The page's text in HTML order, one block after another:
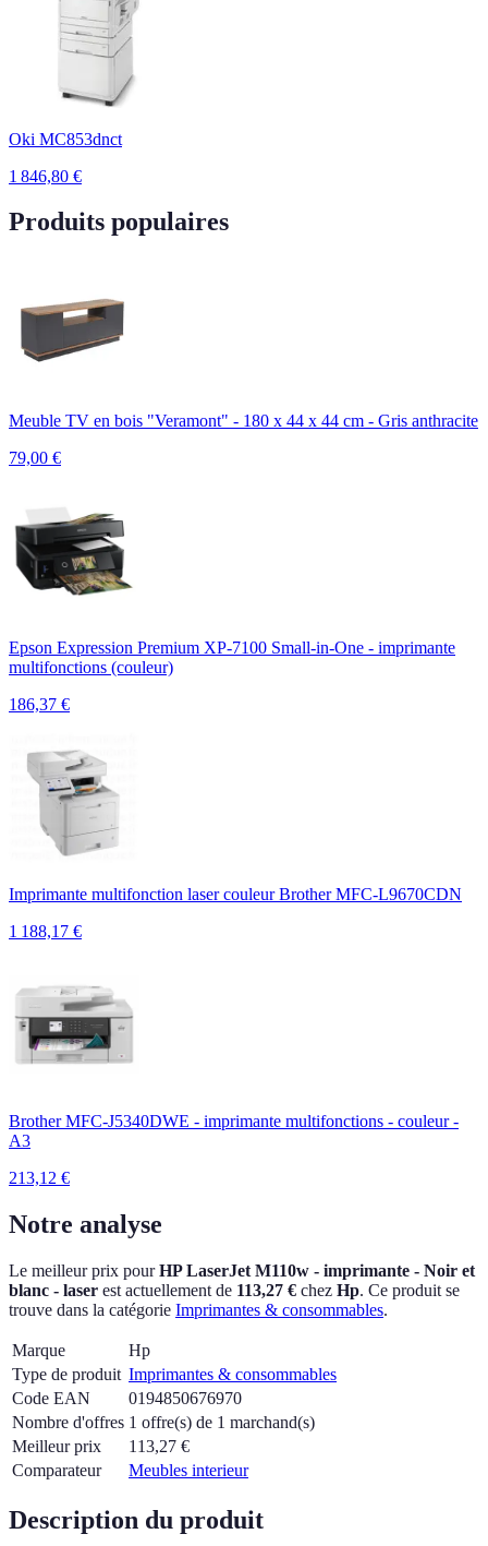
Oki MC853dnct
1 846,80 €
Produits populaires
Meuble TV en bois "Veramont" - 180 x 44 x 44 cm - Gris anthracite
79,00 €
Epson Expression Premium XP-7100 Small-in-One - imprimante
multifonctions (couleur)
186,37 €
Imprimante multifonction laser couleur Brother MFC-L9670CDN
1 188,17 €
Brother MFC-J5340DWE - imprimante multifonctions - couleur -
A3
213,12 €
Notre analyse
Le meilleur prix pourHP LaserJet M110w - imprimante - Noir et
blanc - laser est actuellement de 113,27 € chez Hp. Ce produit se
trouve dans la catégorie Imprimantes & consommables.
Marque
Hp
Type de produit Imprimantes & consommables
Code EAN
0194850676970
Nombre d'offres 1 offre(s) de 1 marchand(s)
Meilleur prix
113,27 €
Comparateur
Meubles interieur
Description du produit